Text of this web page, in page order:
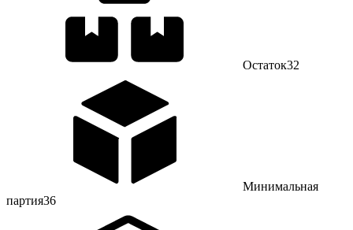
Остаток32
Минимальная
партия36